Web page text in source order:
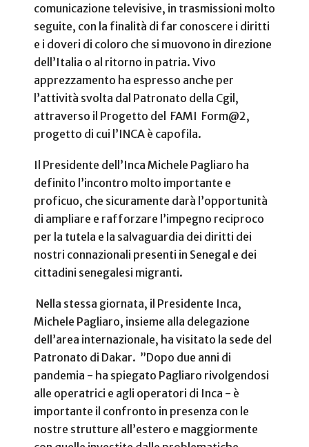
comunicazione televisive, in trasmissioni molto
seguite, con la finalità di far conoscere i diritti
e i doveri di coloro che si muovono in direzione
dell’Italia o al ritorno in patria. Vivo
apprezzamento ha espresso anche per
l’attività svolta dal Patronato della Cgil,
attraverso il Progetto del FAMI Form@2,
progetto di cui l’INCA è capofila.
Il Presidente dell’Inca Michele Pagliaro ha
definito l’incontro molto importante e
proficuo, che sicuramente darà l’opportunità
di ampliare e rafforzare l’impegno reciproco
per la tutela e la salvaguardia dei diritti dei
nostri connazionali presenti in Senegal e dei
cittadini senegalesi migranti.
Nella stessa giornata, il Presidente Inca,
Michele Pagliaro, insieme alla delegazione
dell’area internazionale, ha visitato la sede del
Patronato di Dakar. ”Dopo due anni di
pandemia - ha spiegato Pagliaro rivolgendosi
alle operatrici e agli operatori di Inca - è
importante il confronto in presenza con le
nostre strutture all’estero e maggiormente